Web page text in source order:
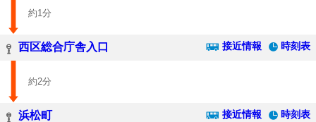
約1分
西区総合庁舎入口 接近情報 時刻表
約2分
浜松町 接近情報 時刻表